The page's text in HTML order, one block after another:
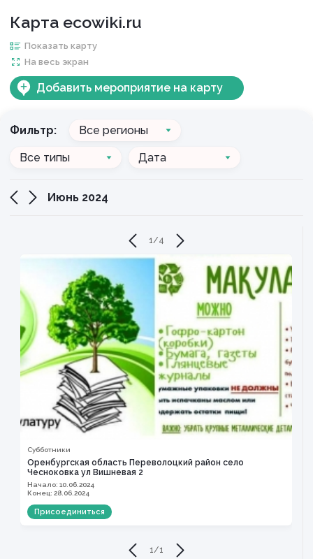
Карта ecowiki.ru
Показать карту
На весь экран
Добавить мероприятие на карту
Фильтр: Все регионы
Все типы Дата
Июнь 2024
1 /4
Субботники
Оренбургская область Переволоцкий район село
Чесноковка ул Вишневая 2
Начало: 10.06.2024
Конец: 28.06.2024
Присоединиться
1 /1